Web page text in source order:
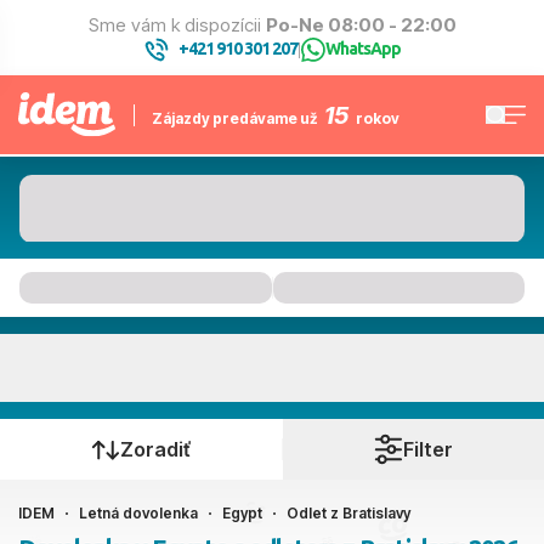
Sme vám k dispozícii Po-Ne 08:00 - 22:00
+421 910 301 207| WhatsApp
Zájazdy predávame už 15 rokov
Kedy cestujete?
Bratislava
Zoradiť Filter
IDEM Letná dovolenka Egypt Odlet z Bratislavy